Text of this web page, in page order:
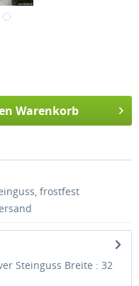
Warenkorb
frostfest
Steinguss Breite : 32